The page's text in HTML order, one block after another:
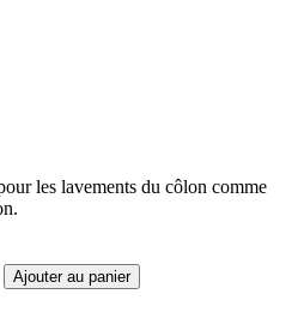
les lavements du côlon comme
Ajouter au panier